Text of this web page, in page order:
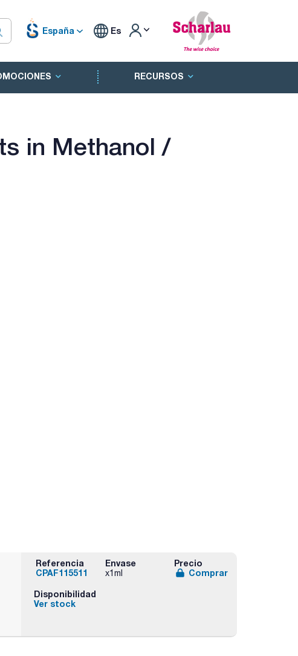
España Es
RECURSOS
in Methanol /
Referencia
CPAF115511
Envase
x1ml
Precio
Comprar
Disponibilidad
Ver stock